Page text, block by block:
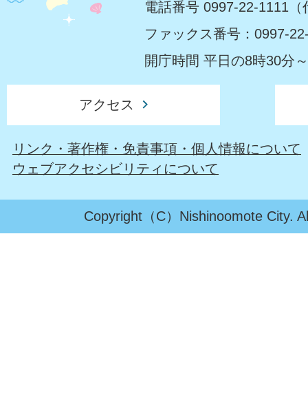
電話番号 0997-22-1111（
ファックス番号：0997-
開庁時間 平日の8時30分
アクセス
リンク・著作権・免責事項・個人情報について
ウェブアクセシビリティについて
Copyright（C）Nishinoomote City.